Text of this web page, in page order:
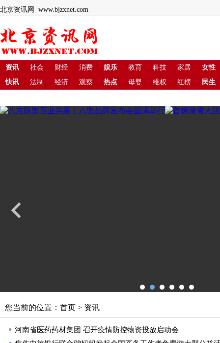
北京资讯网 www.bjzxnet.com
资讯 社会 财经 消费 娱乐 教育 科技 家居
女性
快讯
法制 经济 观察 热点 母婴 维权 红榜 民生
您当前的位置： 首页 > 资讯
河南省医药药材集团 召开疫情防控物资投放启动会